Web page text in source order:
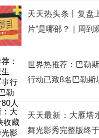
天天热头条丨复盘
片”是哪部？｜周到
世界热推荐：巴勒
行动已致8名巴勒斯
天天最新：大雁塔
舞光影秀完整版终